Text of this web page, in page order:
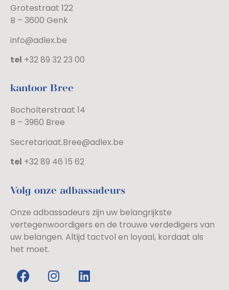
Grotestraat 122
B – 3600 Genk
info@adlex.be
tel +32 89 32 23 00
kantoor Bree
Bocholterstraat 14
B – 3960 Bree
Secretariaat.Bree@adlex.be
tel +32 89 46 15 62
Volg onze adbassadeurs
Onze adbassadeurs zijn uw belangrijkste
vertegenwoordigers en de trouwe verdedigers van
uw belangen. Altijd tactvol en loyaal, kordaat als
het moet.